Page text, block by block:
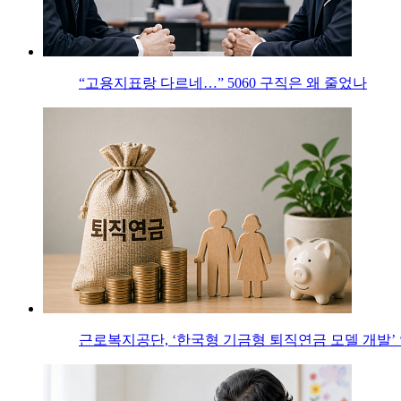
“고용지표랑 다르네…” 5060 구직은 왜 줄었나
근로복지공단, ‘한국형 기금형 퇴직연금 모델 개발